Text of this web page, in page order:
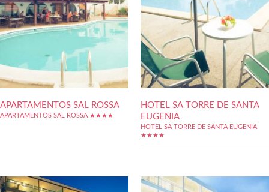
APARTAMENTOS SAL ROSSA
APARTAMENTOS SAL ROSSA ★★★★
HOTEL SA TORRE DE SANTA
EUGENIA
HOTEL SA TORRE DE SANTA EUGENIA
★★★★